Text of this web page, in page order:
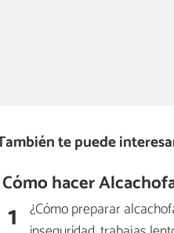
te puede
Cómo hacer
1 ¿Cómo preparar